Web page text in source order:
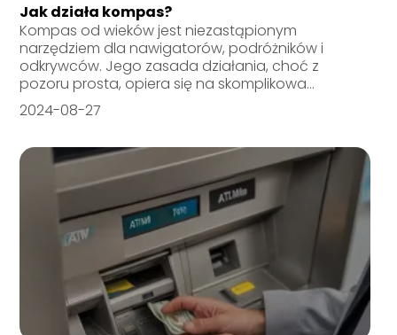
Jak działa kompas?
Kompas od wieków jest niezastąpionym
narzędziem dla nawigatorów, podróżników i
odkrywców. Jego zasada działania, choć z
pozoru prosta, opiera się na skomplikowa...
2024-08-27